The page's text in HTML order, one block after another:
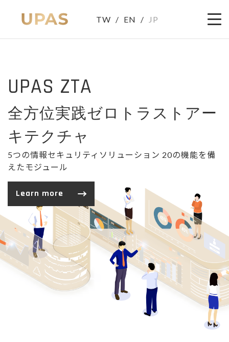
TW / EN / JP
UPAS ZTA
最高の防御を提供
単一プラットフォーム・単一エージェント
Learn more
UPAS ZTA
全方位実践ゼロトラストアー
キテクチャ
5つの情報セキュリティソリューション 20の機能を備
えたモジュール
Learn more